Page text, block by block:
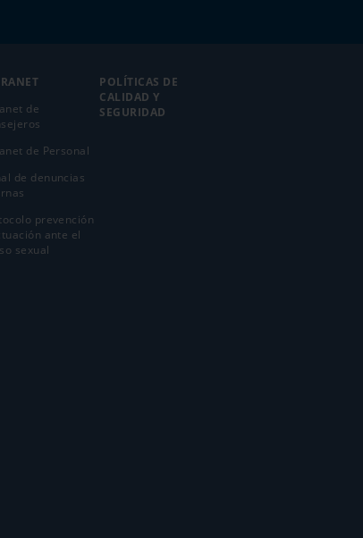
de
de Personal
de denuncias
prevención
ante el
sexual
POLÍTICAS DE
CALIDAD Y
SEGURIDAD